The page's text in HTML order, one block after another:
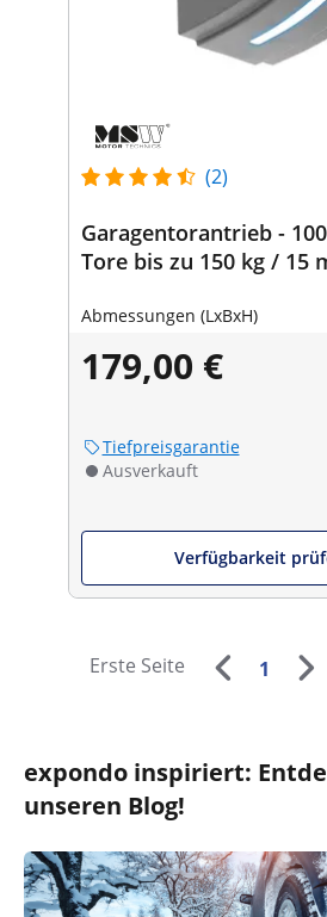
(2)
Garagentorantrieb -
Tore bis zu 150 kg / 15
Abmessungen (LxBxH)
179,00 €
Tiefpreisgarantie
Ausverkauft
Verfügbarkeit
Erste Seite 1
expondo inspiriert:
unseren Blog!